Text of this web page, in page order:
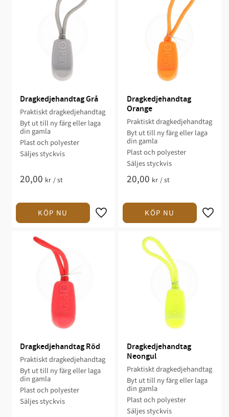
Dragkedjehandtag Grå
Praktiskt dragkedjehandtag
Byt ut till ny färg eller laga
din gamla
Plast och polyester
Säljes styckvis
20,00 kr /st
Dragkedjehandtag
Orange
Praktiskt dragkedjehandtag
Byt ut till ny färg eller laga
din gamla
Plast och polyester
Säljes styckvis
20,00 kr /st
Dragkedjehandtag Röd
Praktiskt dragkedjehandtag
Byt ut till ny färg eller laga
din gamla
Plast och polyester
Säljes styckvis
Dragkedjehandtag
Neongul
Praktiskt dragkedjehandtag
Byt ut till ny färg eller laga
din gamla
Plast och polyester
Säljes styckvis